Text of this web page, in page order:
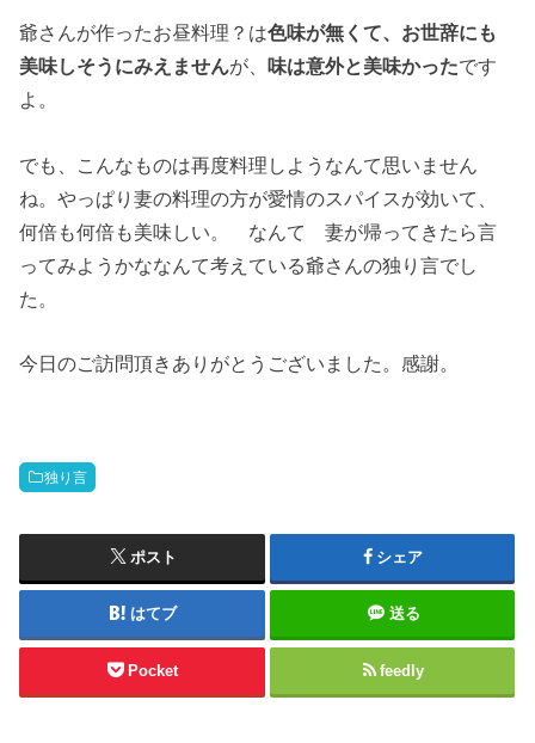
爺さんが作ったお昼料理？は色味が無くて、お世辞にも
美味しそうにみえませんが、 味は意外と美味かったです
よ。
でも、こんなものは再度料理しようなんて思いません
ね。やっぱり妻の料理の方が愛情のスパイスが効いて、
何倍も何倍も美味しい。 なんて 妻が帰ってきたら言
ってみようかななんて考えている爺さんの独り言でし
た。
今日のご訪問頂きありがとうございました。感謝。
独り言
ポスト シェア
はてブ 送る
Pocket feedly